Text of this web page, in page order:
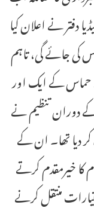
نے اعلان کیا
کی جائے گی، تاہم
حماس کے ایک اور
دوران تنظیم نے
دیا تھا۔ ان کے
خیرمقدم کرتے
منتقل کرنے